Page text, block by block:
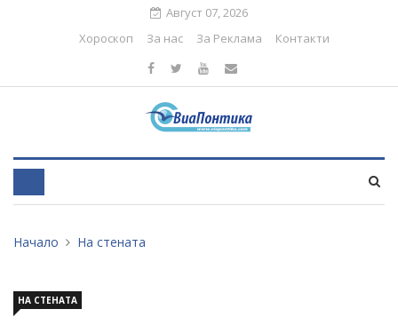
Август 07, 2026
Хороскоп
За нас За Реклама Контакти
Начало На стената
НА СТЕНАТА